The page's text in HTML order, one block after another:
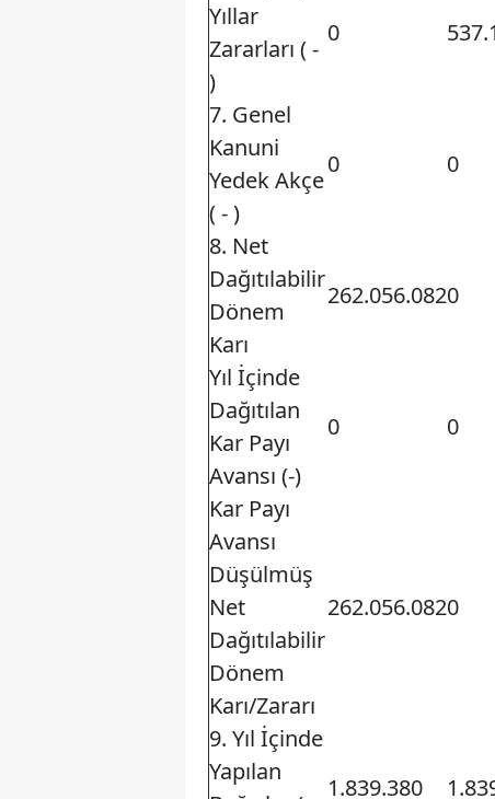
Yıllar
Zararları ( -
)
0
7. Genel
Kanuni
Yedek Akçe
( - )
0 0
8. Net
Dağıtılabilir
Dönem
Karı
262.056.0820
Yıl İçinde
Dağıtılan
Kar Payı
Avansı (-)
0 0
Kar Payı
Avansı
Düşülmüş
Net
Dağıtılabilir
Dönem
Karı/Zararı
262.056.0820
9. Yıl İçinde
Yapılan
1.839.380